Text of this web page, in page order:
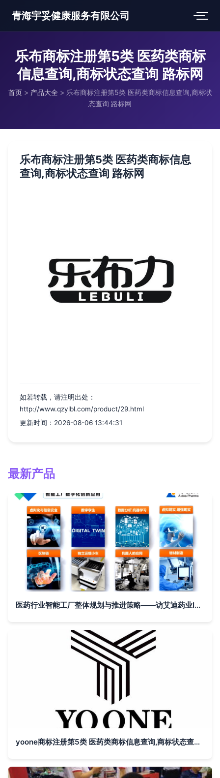
青海宇妥健康服务有限公司
乐布商标注册第5类 医药类商标
信息查询,商标状态查询 路标网
首页 > 产品大全 > 乐布商标注册第5类 医药类商标信息查询,商标状
态查询 路标网
乐布商标注册第5类 医药类商标信息
查询,商标状态查询 路标网
如若转载，请注明出处：
http://www.qzylbl.com/product/29.html
更新时间：2026-08-06 13:44:31
最新产品
医药行业智能工厂整体规划与推进策略——访艾迪药业IT总监李辉
yoone商标注册第5类 医药类商标信息查询,商标状态查询 路标网